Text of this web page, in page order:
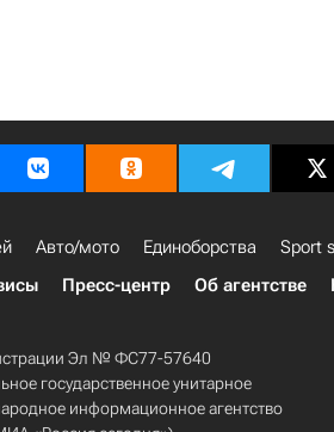
Авто/мото Единоборства Sport
Пресс-центр Об агентстве
Эл № ФС77-57640
государственное унитарное
информационное агентство